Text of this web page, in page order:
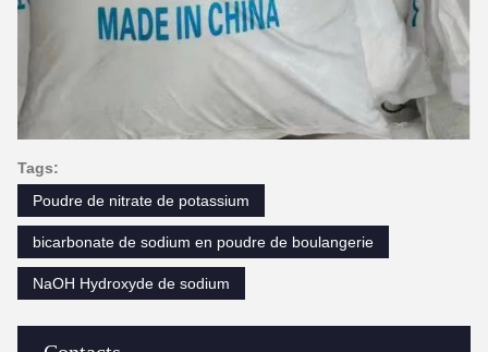
Tags:
Poudre de nitrate de potassium
bicarbonate de sodium en poudre de boulangerie
NaOH Hydroxyde de sodium